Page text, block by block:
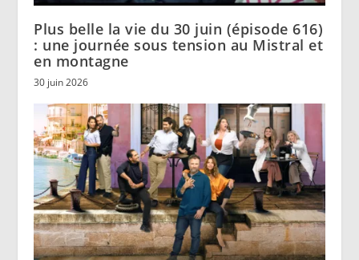
Plus belle la vie du 30 juin (épisode 616)
: une journée sous tension au Mistral et
en montagne
30 juin 2026